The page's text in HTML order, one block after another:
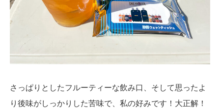
さっぱりとしたフルーティーな飲み口、そして思ったよ
り後味がしっかりした苦味で、私の好みです！大正解！